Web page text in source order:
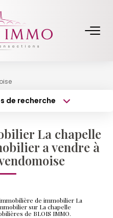
de recherche
Surface min
Plus de critères
La chapelle
a vendre à
de immobilier La
sur La chapelle
de BLOIS IMMO.